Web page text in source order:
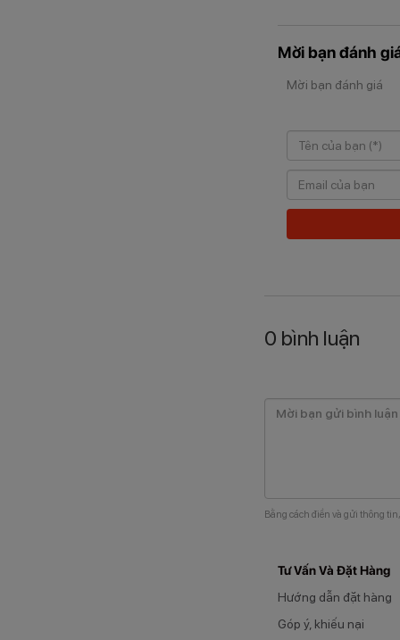
Mời bạn đánh
Mời bạn đánh giá
0 bình luận
Bằng cách điền và gửi thông
Tư Vấn Và Đặt Hàng
Hướng dẫn đặt hàng
Góp ý, khiếu nại